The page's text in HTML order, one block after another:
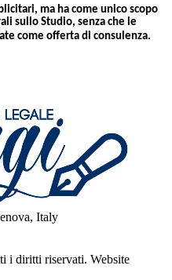
ma ha come unico scopo
sullo Studio, senza che le
come offerta di consulenza.
Italy
i diritti riservati. Website